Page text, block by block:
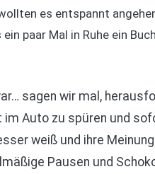
es entspannt
paar Mal in Ruhe ein
sagen wir mal,
im Auto zu spüren und
weiß und ihre
Pausen und